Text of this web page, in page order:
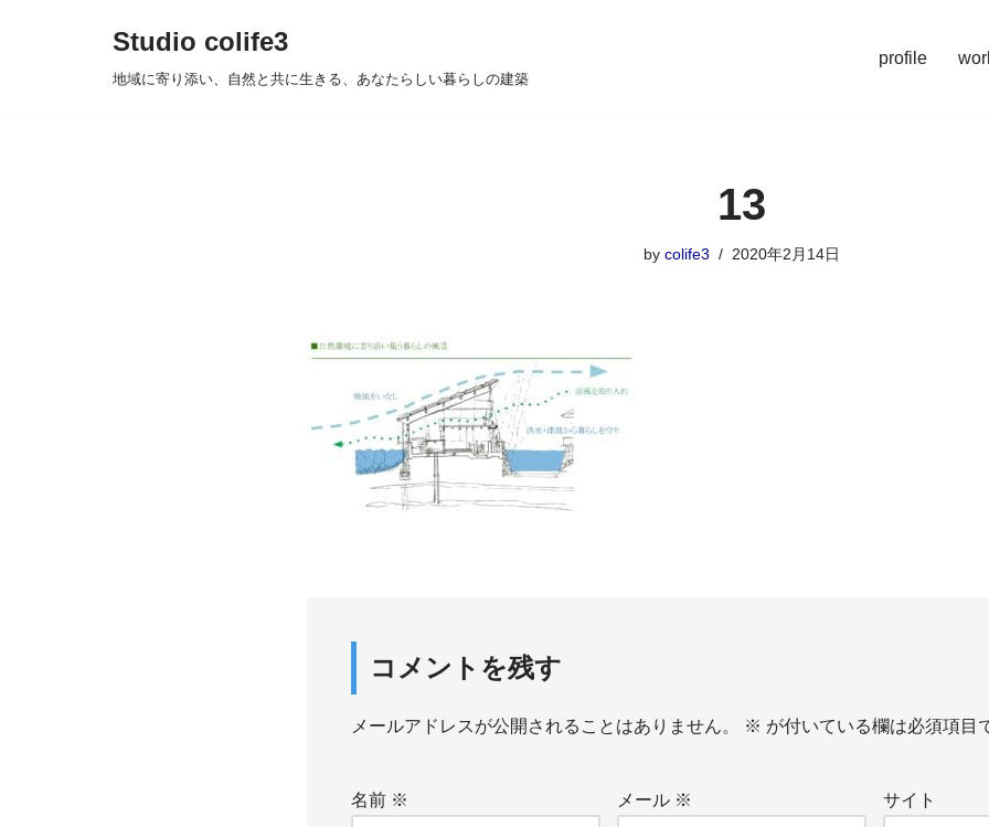
Studio colife3
地域に寄り添い、自然と共に生きる、あなたらしい暮らしの建築
profile
13
by colife3 2020年2月14日
コメントを残す
メールアドレスが公開されることはありません。 ※ が付いている欄は必須項目
名前 ※ メール ※ サイト